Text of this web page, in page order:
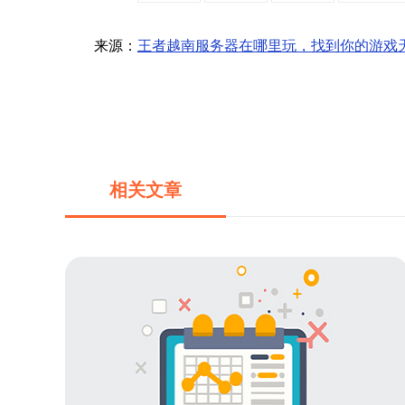
来源： 王者越南服务器在哪里玩，找到你的游戏
相关文章